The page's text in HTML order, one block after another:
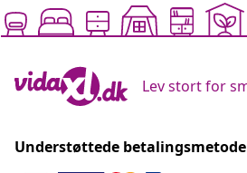
Lev stort for
Understøttede